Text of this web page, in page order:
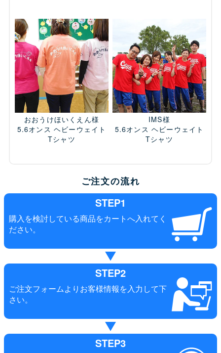
おおうけほいくえん様
5.6オンス ヘビーウェイト
Tシャツ
IMS様
5.6オンス ヘビーウェイト
Tシャツ
ご注文の流れ
STEP1
購入を検討している商品をカートへ入れてく
ださい。
STEP2
ご注文フォームよりお客様情報を入力して下
さい。
STEP3